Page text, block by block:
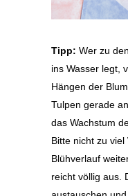
Tipp: Wer zu
ins Wasser legt,
Hängen der
Tulpen gerade
das Wachstum
Bitte nicht zu viel
Blühverlauf
reicht völlig aus.